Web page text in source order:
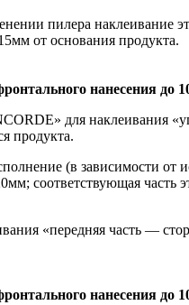
пилера наклеивание
от основания продукта.
нанесения до
для наклеивания
продукта.
(в зависимости от
соответствующая часть
«передняя часть —
нанесения до